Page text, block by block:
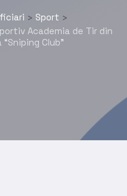
> Sport >
Academia de Tir din
Club”